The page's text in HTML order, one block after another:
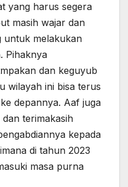
yang harus segera
masih wajar dan
untuk melakukan
Pihaknya
dan keguyub
wilayah ini bisa terus
depannya. Aaf juga
terimakasih
kepada
di tahun 2023
masa purna